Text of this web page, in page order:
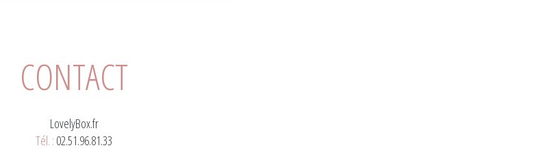
CONTACT
LovelyBox.fr
Tél. : 02.51.96.81.33